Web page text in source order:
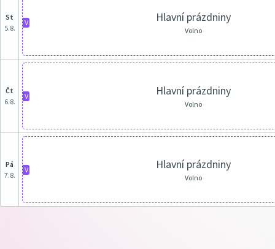
st
5.8.
V Hlavní prázdniny
Volno
čt
6.8.
V Hlavní prázdniny
Volno
pá
7.8.
V Hlavní prázdniny
Volno